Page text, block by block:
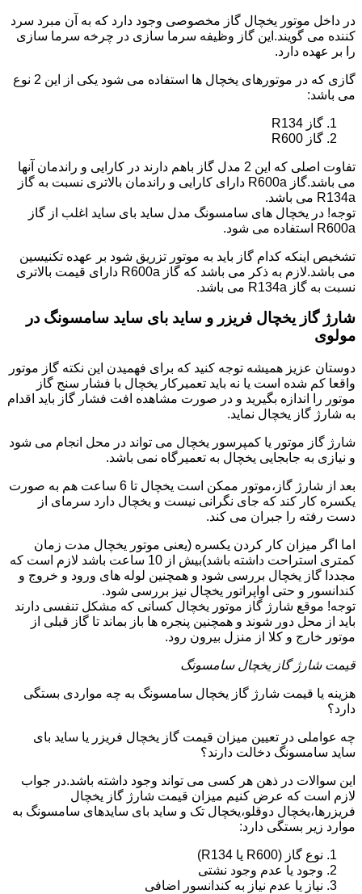
در داخل موتور یخچال گاز مخصوصی وجود دارد که به آن مبرد سرد
کننده می گویند.این گاز وظیفه سرما سازی در چرخه سرما سازی
را بر عهده دارد.
گازی که در موتورهای یخچال ها استفاده می شود یکی از این 2 نوع
می باشد:
گاز R134
گاز R600
تفاوت اصلی که این 2 مدل گاز باهم دارند در کارایی و راندمان آنها
می باشد.گاز R600a دارای کارایی و راندمان بالاتری نسبت به گاز
R134a می باشد.
توجه! در یخچال های سامسونگ مدل ساید بای ساید اغلب از گاز
R600a استفاده می شود.
تشخیص اینکه کدام گاز باید به موتور تزریق شود بر عهده تکنیسین
می باشد.لازم به ذکر می باشد که گاز R600a دارای قیمت بالاتری
نسبت به گاز R134a می باشد.
شارژ گاز یخچال فریزر و ساید بای ساید سامسونگ در
مولوی
دوستان عزیز همیشه توجه کنید که برای فهمیدن این نکته گاز موتور
واقعا کم شده است یا نه باید تعمیرکار یخچال با فشار سنج گاز
موتور را اندازه بگیرید و در صورت مشاهده افت فشار گاز باید اقدام
به شارژ گاز یخچال نماید.
شارژ گاز موتور یا کمپرسور یخچال می تواند در محل انجام می شود
و نیازی به جابجایی یخچال به تعمیرگاه نمی باشد.
بعد از شارژ گاز،موتور ممکن است یخچال تا 6 ساعت هم به صورت
یکسره کار کند که جای نگرانی نیست و یخچال دارد سرمای از
دست رفته را جبران می کند.
اما اگر میزان کار کردن یکسره (یعنی موتور یخچال مدت زمان
کمتری استراحت داشته باشد)بیش از 10 ساعت باشد لازم است که
مجددا گاز یخچال بررسی شود و همچنین لوله های ورود و خروج و
کندانسور و حتی اواپراتور یخچال نیز بررسی شود.
توجه! موقع شارژ گاز موتور یخچال کسانی که مشکل تنفسی دارند
باید از محل دور شوند و همچنین پنجره ها باز بماند تا گاز قبلی از
موتور خارج و کلا از منزل بیرون رود.
قیمت شارژ گاز یخچال سامسونگ
هزینه یا قیمت شارژ گاز یخچال سامسونگ به چه مواردی بستگی
دارد؟
چه عواملی در تعیین میزان قیمت گاز یخچال فریزر یا ساید بای
ساید سامسونگ دخالت دارند؟
این سوالات در ذهن هر کسی می تواند وجود داشته باشد.در جواب
لازم است که عرض کنیم میزان قیمت شارژ گاز یخچال
فریزرها،یخچال دوقلو،یخچال تک و ساید بای سایدهای سامسونگ به
موارد زیر بستگی دارد:
نوع گاز (R600 یا R134)
وجود یا عدم وجود نشتی
نیاز یا عدم نیاز به کندانسور اضافی